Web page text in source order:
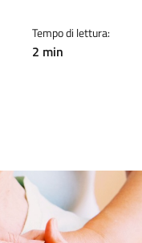
Tempo di lettura:
2 min